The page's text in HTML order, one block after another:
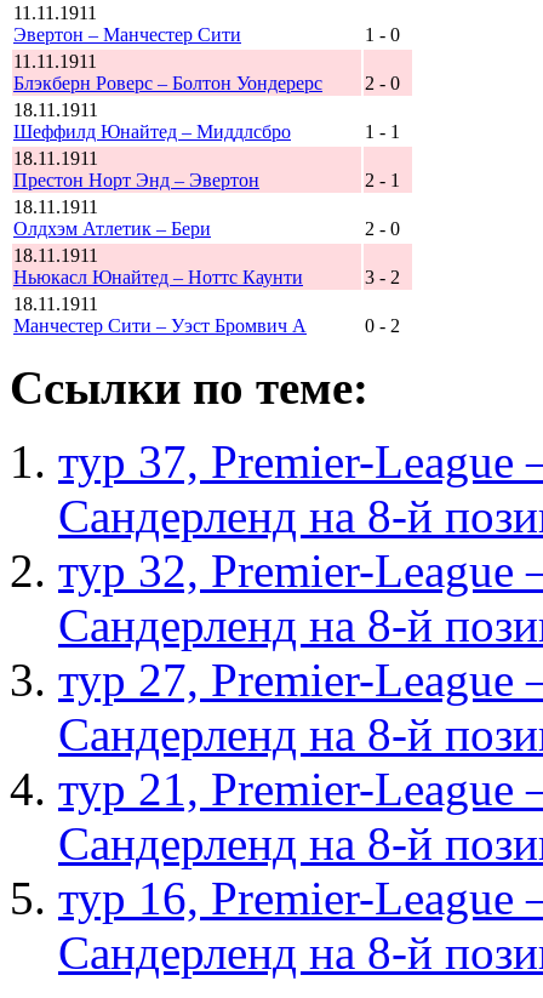
11.11.1911
Эвертон – Манчестер Сити
1 - 0
11.11.1911
Блэкберн Роверс – Болтон Уондерерс
2 - 0
18.11.1911
Шеффилд Юнайтед – Миддлсбро
1 - 1
18.11.1911
Престон Норт Энд – Эвертон
2 - 1
18.11.1911
Олдхэм Атлетик – Бери
2 - 0
18.11.1911
Ньюкасл Юнайтед – Ноттс Каунти
3 - 2
18.11.1911
Манчестер Сити – Уэст Бромвич А
0 - 2
Ссылки по теме:
тур 37, Рremier-
Сандерленд на 8-й
тур 32, Рremier-
Сандерленд на 8-й
тур 27, Рremier-
Сандерленд на 8-й
тур 21, Рremier-
Сандерленд на 8-й
тур 16, Рremier-
Сандерленд на 8-й